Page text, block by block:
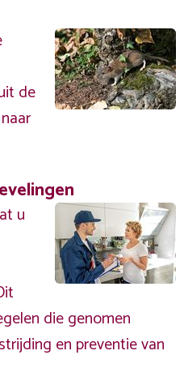
de
u
die genomen
en preventie van